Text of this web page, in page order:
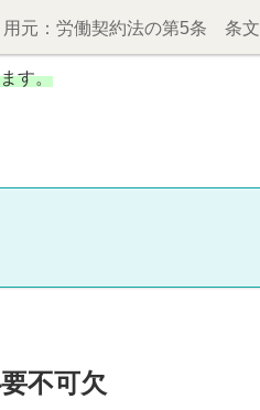
用元：労働契約法の第5条 条文
す。
不可欠